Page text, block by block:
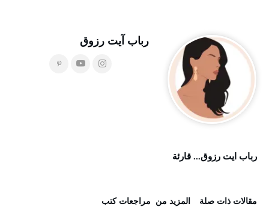
رباب آيت رزوق
رباب ايت رزوق... قارئة
‫مقالات ذات صلة‬ ‫المزيد من ‬ مراجعات كتب